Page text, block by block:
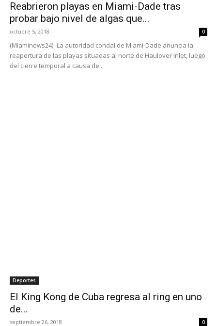
Reabrieron playas en Miami-Dade tras
probar bajo nivel de algas que...
octubre 5, 2018 0
(Miaminews24).-La autoridad condal de Miami-Dade anuncia la
reapertura de las playas situadas al norte de Haulover Inlet, luego
del cierre temporal a causa de...
Deportes
El King Kong de Cuba regresa al ring en uno
de...
septiembre 26, 2018 0